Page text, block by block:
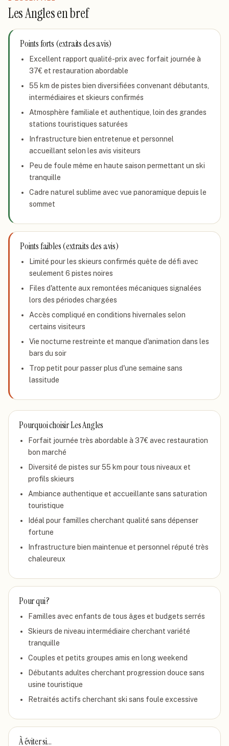
Les Anglesen bref
Points forts (extraits des avis)
Excellent rapport qualité-prix avec forfait journée à
37€ et restauration abordable
55 km de pistes bien diversifiées convenant débutants,
intermédiaires et skieurs confirmés
Atmosphère familiale et authentique, loin des grandes
stations touristiques saturées
Infrastructure bien entretenue et personnel
accueillant selon les avis visiteurs
Peu de foule même en haute saison permettant un ski
tranquille
Cadre naturel sublime avec vue panoramique depuis le
sommet
Points faibles (extraits des avis)
Limité pour les skieurs confirmés quête de défi avec
seulement 6 pistes noires
Files d'attente aux remontées mécaniques signalées
lors des périodes chargées
Accès compliqué en conditions hivernales selon
certains visiteurs
Vie nocturne restreinte et manque d'animation dans les
bars du soir
Trop petit pour passer plus d'une semaine sans
lassitude
Pourquoi choisirLes Angles
Forfait journée très abordable à 37€ avec restauration
bon marché
Diversité de pistes sur 55 km pour tous niveaux et
profils skieurs
Ambiance authentique et accueillante sans saturation
touristique
Idéal pour familles cherchant qualité sans dépenser
fortune
Infrastructure bien maintenue et personnel réputé très
chaleureux
Pour qui ?
Familles avec enfants de tous âges et budgets serrés
Skieurs de niveau intermédiaire cherchant variété
tranquille
Couples et petits groupes amis en long weekend
Débutants adultes cherchant progression douce sans
usine touristique
Retraités actifs cherchant ski sans foule excessive
À éviter si…